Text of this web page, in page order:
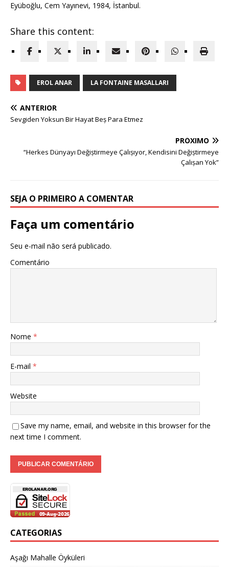
Eyüboğlu, Cem Yayınevi, 1984, İstanbul.
Share this content:
EROL ANAR LA FONTAINE MASALLARI
ANTERIOR
Sevgiden Yoksun Bir Hayat Beș Para Etmez
PRÓXIMO
“Herkes Dünyayı Değiștirmeye Çalıșıyor, Kendisini Değiștirmeye
Çalıșan Yok”
SEJA O PRIMEIRO A COMENTAR
Faça um comentário
Seu e-mail não será publicado.
Comentário
Nome *
E-mail *
Website
Save my name, email, and website in this browser for the
next time I comment.
CATEGORIAS
Aşağı Mahalle Öyküleri